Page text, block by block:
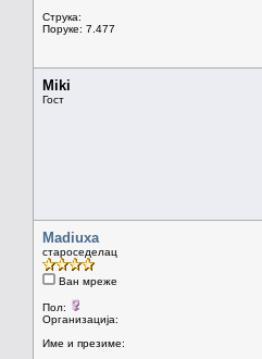
Струка:
Поруке: 7.477
Miki
Гост
Madiuxa
староседелац
Ван мреже
Пол:
Организација:
Име и презиме: